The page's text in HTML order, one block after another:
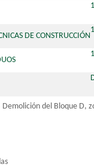
del Bloque